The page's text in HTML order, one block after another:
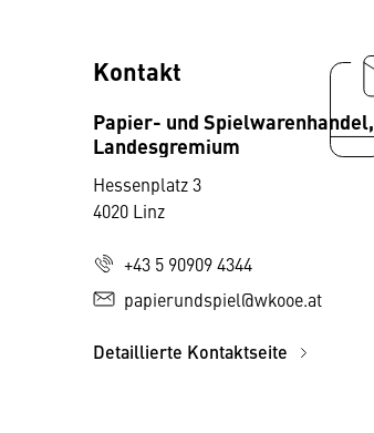
Kontakt
Papier- und Spielwarenhandel,
Landesgremium
Hessenplatz 3
4020 Linz
+43 5 90909 4344
papierundspiel@wkooe.at
Detaillierte Kontaktseite